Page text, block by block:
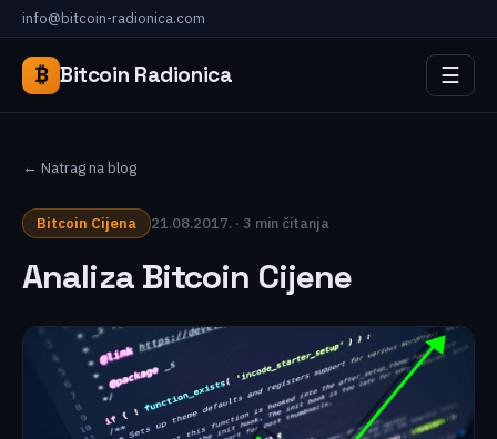
info@bitcoin-radionica.com
₿ Bitcoin Radionica ☰
← Natrag na blog
Bitcoin Cijena 21.08.2017. · 3 min čitanja
Analiza Bitcoin Cijene